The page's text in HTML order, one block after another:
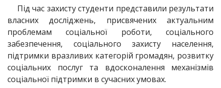
Під час захисту студенти представили результати
власних досліджень, присвячених актуальним
проблемам соціальної роботи, соціального
забезпечення, соціального захисту населення,
підтримки вразливих категорій громадян, розвитку
соціальних послуг та вдосконалення механізмів
соціальної підтримки в сучасних умовах.